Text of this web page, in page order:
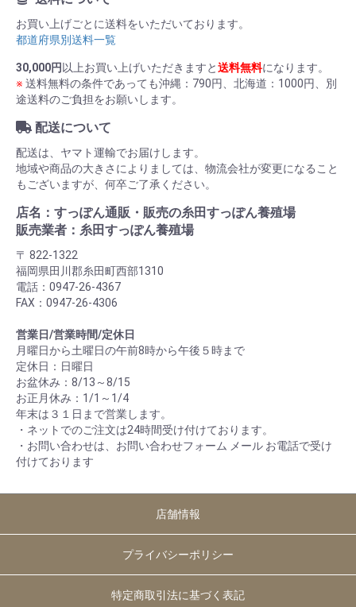
お買い上げごとに送料をいただいております。
都道府県別送料一覧
30,000円 以上お買い上げいただきますと送料無料になります。
※ 送料無料の条件であっても沖縄：790円、北海道：1000円、別
途送料のご負担をお願いします。
配送について
配送は、ヤマト運輸でお届けします。
地域や商品の大きさによりましては、物流会社が変更になること
もございますが、何卒ご了承ください。
店名：すっぽん通販・販売の糸田すっぽん養殖場
販売業者：糸田すっぽん養殖場
〒 822-1322
福岡県田川郡糸田町西部1310
電話：0947-26-4367
FAX：0947-26-4306
営業日/営業時間/定休日
月曜日から土曜日の午前8時から午後５時まで
定休日：日曜日
お盆休み：8/13～8/15
お正月休み：1/1～1/4
年末は３１日まで営業します。
・ネットでのご注文は24時間受け付けております。
・お問い合わせは、お問い合わせフォーム メール お電話で受け
付けております
店舗情報
プライバシーポリシー
特定商取引法に基づく表記